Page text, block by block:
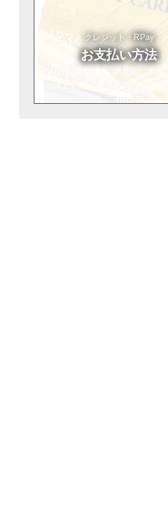
クレジット・RPay
お支払い方法